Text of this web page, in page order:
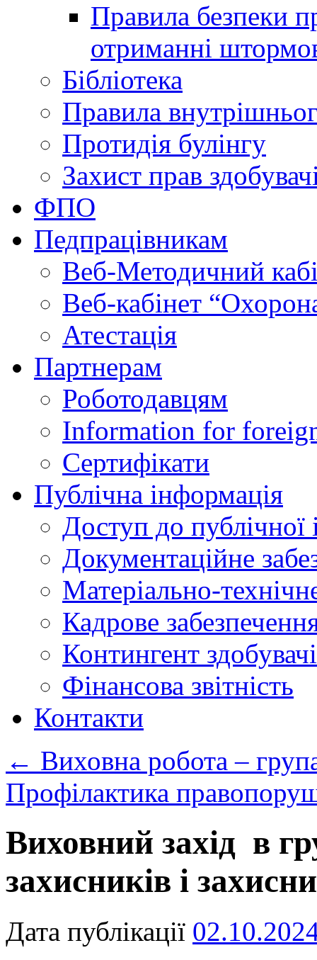
Правила безпеки
отриманні
Бібліотека
Правила
Протидія булінгу
Захист прав
ФПО
Педпрацівникам
Веб-Методичний
Веб-кабінет
Атестація
Партнерам
Роботодавцям
Information for
Сертифікати
Публічна інформація
Доступ до публічної
Документаційне
Матеріально-
Кадрове
Контингент
Фінансова звітність
Контакти
← Виховна робота –
Профілактика
Виховний захід в
захисників і
Дата публікації